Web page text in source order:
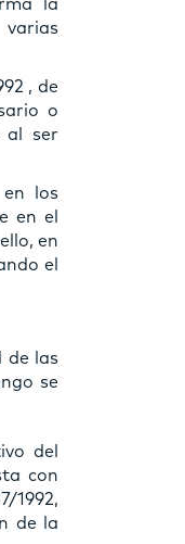
la
, de
o
al ser
los
en el
en
el
de las
se
del
con
1992,
de la